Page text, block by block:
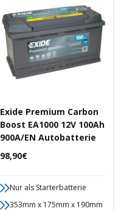
Exide Premium Carbon
Boost EA1000 12V 100Ah
900A/EN Autobatterie
Angebotspreis
98,90€
Nur als Starterbatterie
353mm x 175mm x 190mm